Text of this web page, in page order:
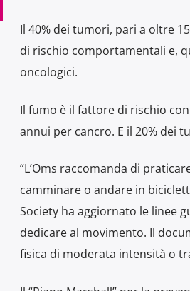
Il 40% dei tumori, pari a oltre
di rischio comportamentali e,
oncologici.
Il fumo è il fattore di rischio
annui per cancro. E il 20% dei
“L’Oms raccomanda di
camminare o andare in
Society ha aggiornato le linee
dedicare al movimento. Il
fisica di moderata intensità o